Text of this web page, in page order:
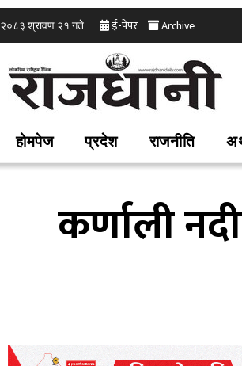
२०८३ श्रावण २१ गते ई-पेपर Archive
होमपेज प्रदेश राजनीति
कर्णाली